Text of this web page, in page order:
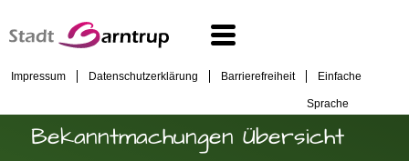
Impressum Datenschutzerklärung Barrierefreiheit Einfache
Sprache
Bekanntmachungen Übersicht